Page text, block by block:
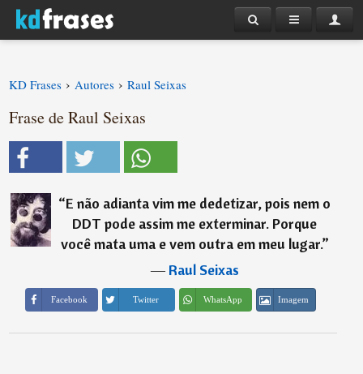
KD Frases › Autores › Raul Seixas
Frase de Raul Seixas
“E não adianta vim me dedetizar, pois nem o
DDT pode assim me exterminar. Porque
você mata uma e vem outra em meu lugar.”
―Raul Seixas
Facebook Twitter WhatsApp Imagem